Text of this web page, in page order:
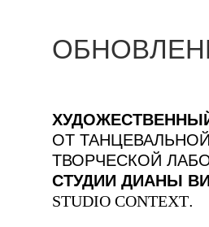
ОТ ТАНЦЕВАЛЬНОЙ
ТВОРЧЕСКОЙ
СТУДИИ ДИАНЫ
STUDIO CONTEXT.